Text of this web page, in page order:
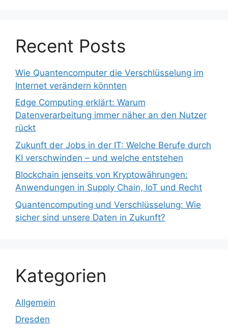
Recent Posts
Wie Quantencomputer die Verschlüsselung im
Internet verändern könnten
Edge Computing erklärt: Warum
Datenverarbeitung immer näher an den Nutzer
rückt
Zukunft der Jobs in der IT: Welche Berufe durch
KI verschwinden – und welche entstehen
Blockchain jenseits von Kryptowährungen:
Anwendungen in Supply Chain, IoT und Recht
Quantencomputing und Verschlüsselung: Wie
sicher sind unsere Daten in Zukunft?
Kategorien
Allgemein
Dresden